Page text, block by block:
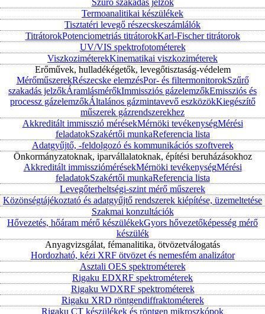
Termoanalitikai készülékek
Tisztatéri levegő részecskeszámlálók
TitrátorokPotenciometriás titrátorokKarl-Fischer titrátorok
UV/VIS spektrofotométerek
ViszkoziméterekKinematikai viszkoziméterek
Erőművek, hulladékégetők, levegőtisztaság-védelem
MérőműszerekRészecske elemzésPor- és filtermonitorokSzűrő
szakadás jelzőkÁramlásmérőkImmissziós gázelemzőkEmissziós és
processz gázelemzőkÁltalános gázmintavevő eszközökKiegészítő
műszerek gázrendszerekhez
Akkreditált immisszió mérésekMérnöki tevékenységMérési
feladatokSzakértői munkaReferencia lista
Adatgyűjtő, -feldolgozó és kommunikációs szoftverek
Önkormányzatoknak, iparvállalatoknak, építési beruházásokhoz
Akkreditált immissziómérésekMérnöki tevékenységMérési
feladatokSzakértői munkaReferencia lista
Levegőterheltségi-szint mérő műszerek
Közönségtájékoztató és adatgyűjtő rendszerek kiépítése, üzemeltetése
Szakmai konzultációk
Hővezetés, hőáram mérő készülékekGyors hővezetőképesség mérő
készülék
Anyagvizsgálat, fémanalitika, ötvözetválogatás
Hordozható, kézi XRF ötvözet és nemesfém analizátor
Asztali OES spektrométerek
Rigaku EDXRF spektrométerek
Rigaku WDXRF spektrométerek
Rigaku XRD röntgendiffraktométerek
Rigaku CT készülékek és röntgen mikroszkópok